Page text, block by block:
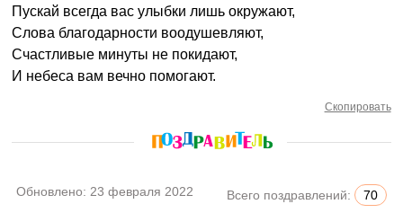
Пускай всегда вас улыбки лишь окружают,
Слова благодарности воодушевляют,
Счастливые минуты не покидают,
И небеса вам вечно помогают.
Скопировать
Обновлено: 23 февраля 2022 Всего поздравлений: 70